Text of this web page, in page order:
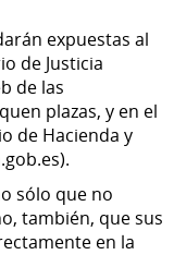
expuestas al
de Justicia
de las
plazas, y en el
de Hacienda y
sólo que no
también, que sus
en la